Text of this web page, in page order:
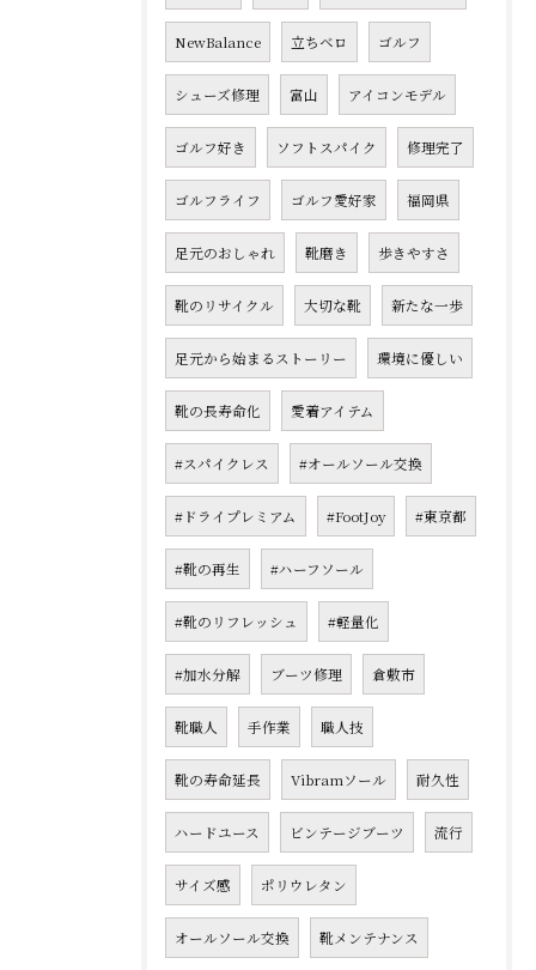
NewBalance 立ちベロ ゴルフ
シューズ修理 富山 アイコンモデル
ゴルフ好き ソフトスパイク 修理完了
ゴルフライフ ゴルフ愛好家 福岡県
足元のおしゃれ 靴磨き 歩きやすさ
靴のリサイクル 大切な靴 新たな一歩
足元から始まるストーリー 環境に優しい
靴の長寿命化 愛着アイテム
#スパイクレス #オールソール交換
#ドライプレミアム #FootJoy #東京都
#靴の再生 #ハーフソール
#靴のリフレッシュ #軽量化
#加水分解 ブーツ修理 倉敷市
靴職人 手作業 職人技
靴の寿命延長 Vibramソール 耐久性
ハードユース ビンテージブーツ 流行
サイズ感 ポリウレタン
オールソール交換 靴メンテナンス